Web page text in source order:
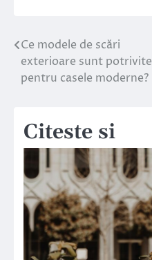
Navigare
în
Ce modele de scări
exterioare sunt potrivite
pentru casele moderne?
Citeste si